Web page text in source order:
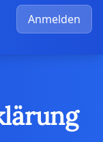
Anmelden